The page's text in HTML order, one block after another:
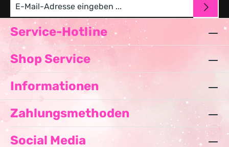
Service-Hotline
Shop Service
Informationen
Zahlungsmethoden
Social Media